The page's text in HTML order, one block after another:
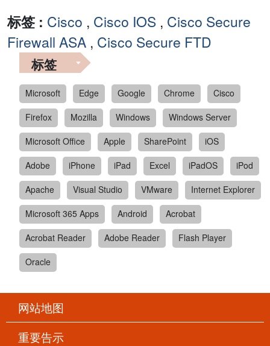
标签 : Cisco , Cisco IOS , Cisco Secure
Firewall ASA , Cisco Secure FTD
标签
Microsoft Edge Google Chrome
Cisco
Firefox
Mozilla Windows
Windows Server
Microsoft Office
Apple SharePoint
iOS
Adobe
iPhone iPad Excel iPadOS
iPod
Apache
Visual Studio VMware
Internet Explorer
Microsoft 365 Apps
Android
Acrobat
Acrobat Reader
Adobe Reader
Flash Player
Oracle
网站地图
重要告示